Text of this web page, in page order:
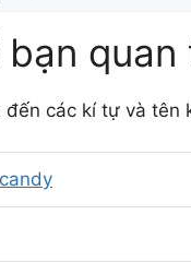
quan
đến các kí tự và tên